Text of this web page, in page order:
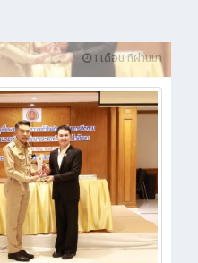
1 เดือน ที่ผ่านมา